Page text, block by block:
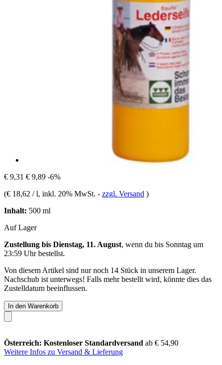
€ 9,31 € 9,89 -6%
(€ 18,62 / l, inkl. 20% MwSt. - zzgl. Versand )
Inhalt: 500 ml
Auf Lager
Zustellung bis Dienstag, 11. August, wenn du bis Sonntag um
23:59 Uhrbestellst.
Von diesem Artikel sind nur noch 14 Stück in unserem Lager.
Nachschub ist unterwegs! Falls mehr bestellt wird, könnte dies das
Zustelldatum beeinflussen.
In den Warenkorb
Österreich: Kostenloser Standardversand ab € 54,90
Weitere Infos zu Versand & Lieferung